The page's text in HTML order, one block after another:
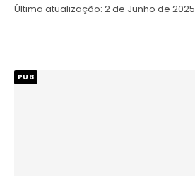
Última atualização: 2 de Junho de 2025
PUB